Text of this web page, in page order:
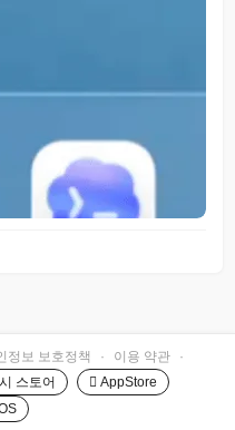
정보 보호정책 · 이용 약관
·
스토어
 AppStore